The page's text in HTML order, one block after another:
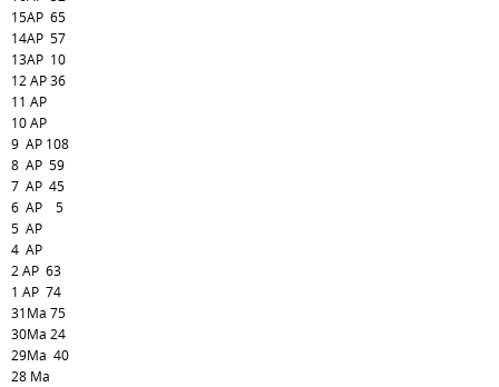
15AP 65
14AP 57
13AP 10
12 AP 36
11 AP
10 AP
9 AP 108
8 AP 59
7 AP 45
6 AP 5
5 AP
4 AP
2 AP 63
1 AP 74
31Ma 75
30Ma 24
29Ma 40
28 Ma